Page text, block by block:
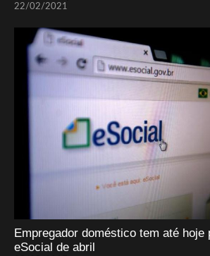
22/02/2021
Empregador doméstico tem até hoje
eSocial de abril